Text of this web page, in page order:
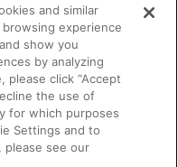
and similar
experience
show you
by analyzing
please click “Accept
the use of
for which purposes
Settings and to
please see our